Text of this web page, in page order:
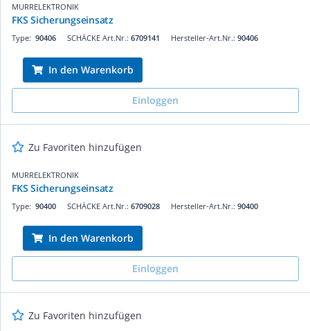
MURRELEKTRONIK
FKS Sicherungseinsatz
SCHÄCKE Art.Nr.: 6709141
Type: 90406 Hersteller-Art.Nr.: 90406
In den Warenkorb
Einloggen
Zu Favoriten hinzufügen
MURRELEKTRONIK
FKS Sicherungseinsatz
SCHÄCKE Art.Nr.: 6709028
Type: 90400 Hersteller-Art.Nr.: 90400
In den Warenkorb
Einloggen
Zu Favoriten hinzufügen